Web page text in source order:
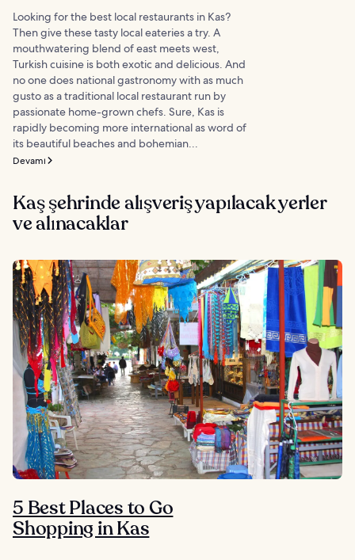
Looking for the best local restaurants in Kas?
Then give these tasty local eateries a try. A
mouthwatering blend of east meets west,
Turkish cuisine is both exotic and delicious. And
no one does national gastronomy with as much
gusto as a traditional local restaurant run by
passionate home-grown chefs. Sure, Kas is
rapidly becoming more international as word of
its beautiful beaches and bohemian...
Devamı
Kaş şehrinde alışveriş yapılacak yerler
ve alınacaklar
5 Best Places to Go
Shopping in Kas